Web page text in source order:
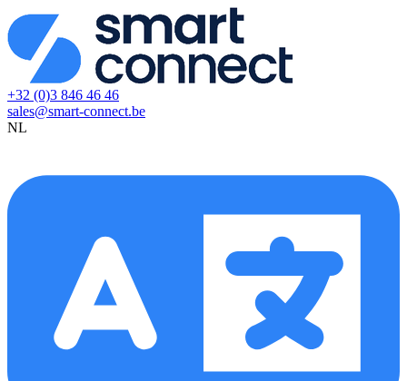
+32 (0)3 846 46 46
sales@smart-connect.be
NL